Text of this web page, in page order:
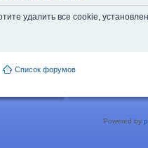
удалить все cookie,
Список форумов
Powered by